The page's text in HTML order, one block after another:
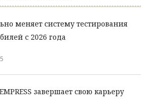
меняет систему тестирования
с 2026 года
завершает свою карьеру